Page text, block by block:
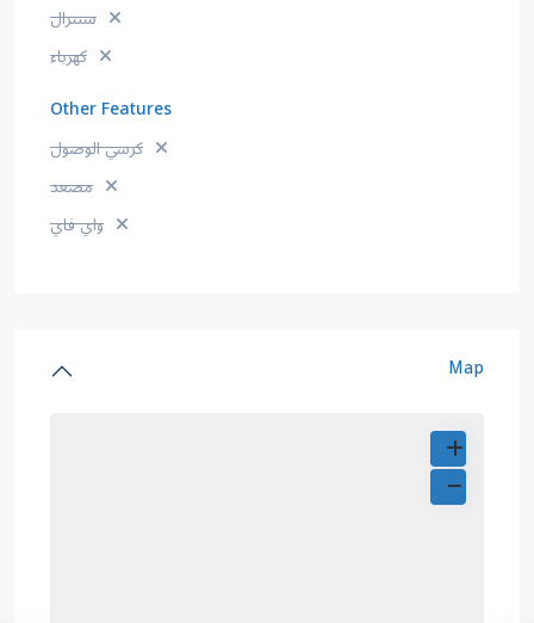
سنترال
كهرباء
Other Features
كرسي الوصول
مصعد
واي فاي
Map